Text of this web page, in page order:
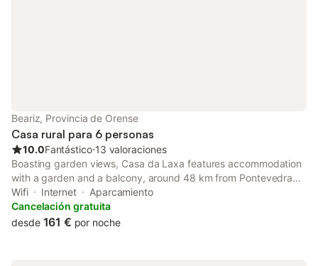
Beariz, Provincia de Orense
Casa rural para 6 personas
10.0Fantástico⋅13 valoraciones
Boasting garden views, Casa da Laxa features accommodation
with a garden and a balcony, around 48 km from Pontevedra
Railway Station. This property offers access to a terrace, free
private parking and free WiFi.
Wifi Internet
Aparcamiento
Cancelación gratuita
desde 161 € por noche